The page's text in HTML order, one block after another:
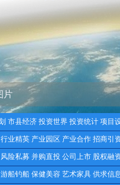
片
市县经济 投资世界 投资统计 项目
行业精英 产业园区 产业合作 招商引
风险私募 并购直投 公司上市 股权融
游船钓船 保健美容 艺术家具 供求信